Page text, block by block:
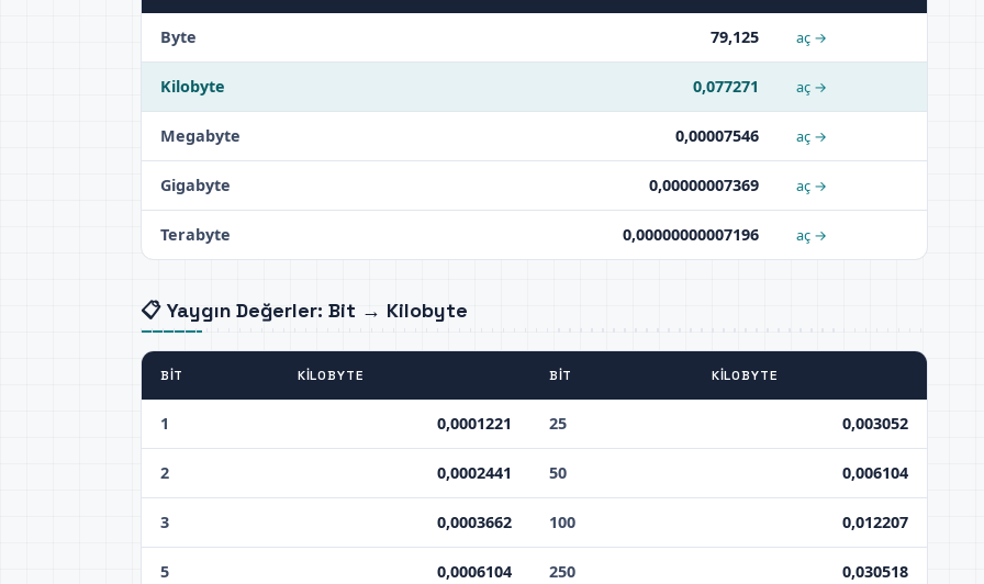
Byte 79,125 aç →
Kilobyte 0,077271 aç →
Megabyte 0,00007546 aç →
Gigabyte 0,00000007369 aç →
Terabyte 0,00000000007196 aç →
📋 Yaygın Değerler: Bit → Kilobyte
BIT KILOBYTE BIT KILOBYTE
1 0,0001221 25 0,003052
2 0,0002441 50 0,006104
3 0,0003662 100 0,012207
5 0,0006104 250 0,030518